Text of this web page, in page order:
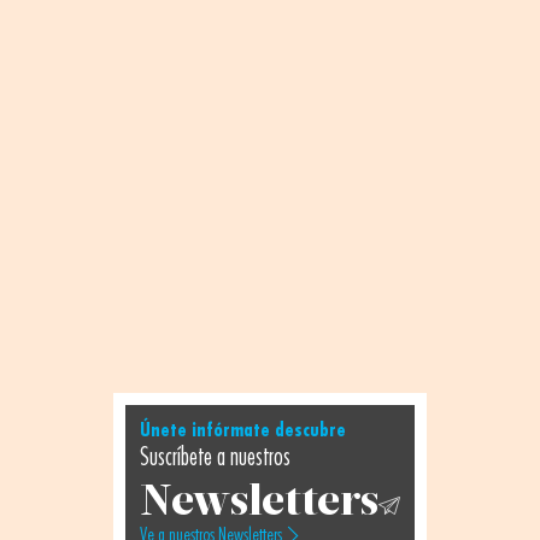
Únete infórmate descubre
Suscríbete a nuestros
Newsletters
Ve a nuestros Newsletters